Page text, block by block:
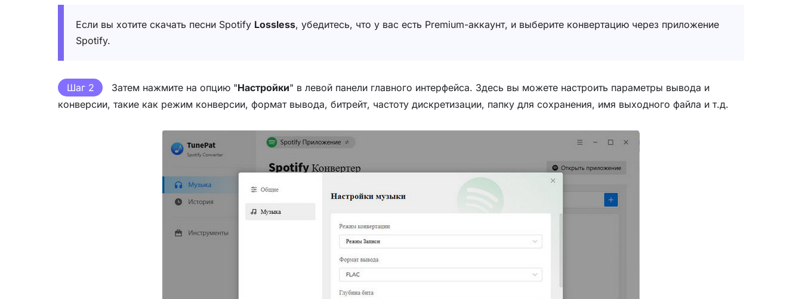
Если вы хотите скачать песни Spotify Lossless, убедитесь, что у вас есть Premium-аккаунт, и выберите конвертацию через приложение
Spotify.
Шаг 2 Затем нажмите на опцию "Настройки" в левой панели главного интерфейса. Здесь вы можете настроить параметры вывода и
конверсии, такие как режим конверсии, формат вывода, битрейт, частоту дискретизации, папку для сохранения, имя выходного файла и т.д.